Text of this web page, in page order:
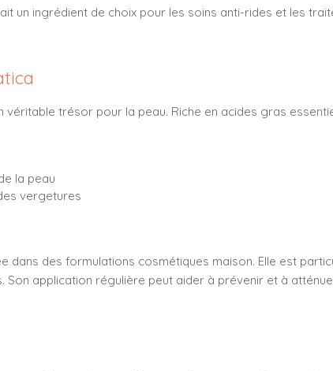
un ingrédient de choix pour les soins anti-rides et les
véritable trésor pour la peau. Riche en acides gras
la peau
vergetures
dans des formulations cosmétiques maison. Elle est
application régulière peut aider à prévenir et à